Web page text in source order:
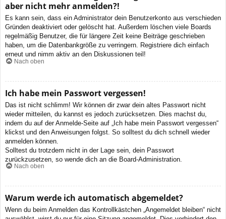
aber nicht mehr anmelden?!
Es kann sein, dass ein Administrator dein Benutzerkonto aus verschieden
Gründen deaktiviert oder gelöscht hat. Außerdem löschen viele Boards
regelmäßig Benutzer, die für längere Zeit keine Beiträge geschrieben
haben, um die Datenbankgröße zu verringern. Registriere dich einfach
erneut und nimm aktiv an den Diskussionen teil!
Nach oben
Ich habe mein Passwort vergessen!
Das ist nicht schlimm! Wir können dir zwar dein altes Passwort nicht
wieder mitteilen, du kannst es jedoch zurücksetzen. Dies machst du,
indem du auf der Anmelde-Seite auf „Ich habe mein Passwort vergessen“
klickst und den Anweisungen folgst. So solltest du dich schnell wieder
anmelden können.
Solltest du trotzdem nicht in der Lage sein, dein Passwort
zurückzusetzen, so wende dich an die Board-Administration.
Nach oben
Warum werde ich automatisch abgemeldet?
Wenn du beim Anmelden das Kontrollkästchen „Angemeldet bleiben“ nicht